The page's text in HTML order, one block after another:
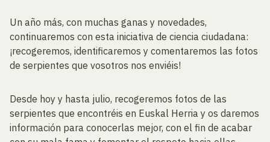
Un año más, con muchas ganas y novedades,
continuaremos con esta iniciativa de ciencia ciudadana:
¡recogeremos, identificaremos y comentaremos las fotos
de serpientes que vosotros nos enviéis!
Desde hoy y hasta julio, recogeremos fotos de las
serpientes que encontréis en Euskal Herria y os daremos
información para conocerlas mejor, con el fin de acabar